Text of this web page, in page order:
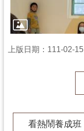
上版日期：111-02-15
看熱鬧養成班